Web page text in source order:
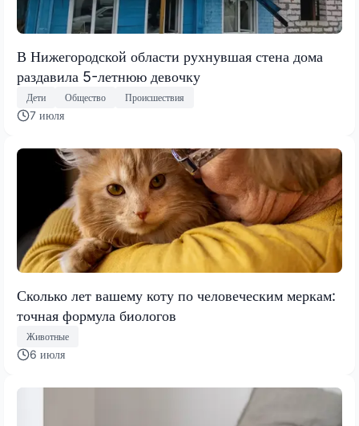
В Нижегородской области рухнувшая стена дома
раздавила 5-летнюю девочку
Дети Общество Происшествия
7 июля
Сколько лет вашему коту по человеческим меркам:
точная формула биологов
Животные
6 июля